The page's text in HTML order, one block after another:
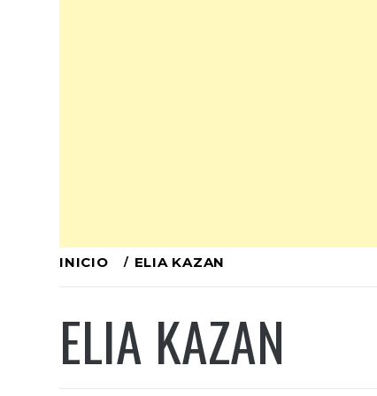
Ir
contenido
INICIO ELIA KAZAN
ELIA KAZAN